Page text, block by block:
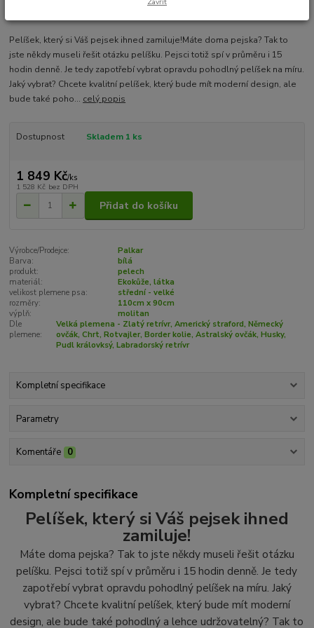
Pelíšek, který si Váš pejsek ihned zamiluje!Máte doma pejska? Tak to
jste někdy museli řešit otázku pelíšku. Pejsci totiž spí v průměru i 15
hodin denně. Je tedy zapotřebí vybrat opravdu pohodlný pelíšek na míru.
Jaký vybrat? Chcete kvalitní pelíšek, který bude mít moderní design, ale
bude také poho... celý popis
Dostupnost Skladem 1 ks
1 849 Kč/ks
1 528 Kč bez DPH
Přidat do košíku
Výrobce/Prodejce:
Palkar
Barva:
bílá
produkt:
pelech
materiál:
Ekokůže, látka
velikost plemene psa:
střední - velké
rozměry:
110cm x 90cm
výplň:
molitan
Dle
plemene:
Velká plemena - Zlatý retrívr, Americký straford, Německý
ovčák, Chrt, Rotvajler, Border kolie, Astralský ovčák, Husky,
Pudl královksý, Labradorský retrívr
Kompletní specifikace
Parametry
Komentáře 0
Kompletní specifikace
Pelíšek, který si Váš pejsek ihned
zamiluje!
Máte doma pejska? Tak to jste někdy museli řešit otázku
pelíšku. Pejsci totiž spí v průměru i 15 hodin denně. Je tedy
zapotřebí vybrat opravdu pohodlný pelíšek na míru. Jaký
vybrat? Chcete kvalitní pelíšek, který bude mít moderní
design, ale bude také pohodlný a lehce udržovatelný? Tak to